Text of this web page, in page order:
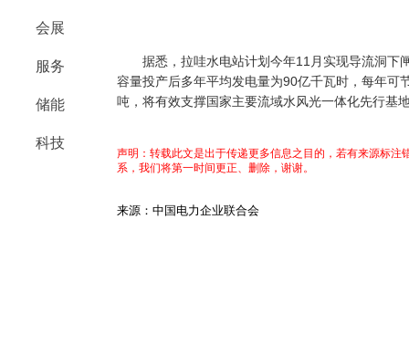
会展
服务
储能
科技
据悉，拉哇水电站计划今年11月实现导流洞下
容量投产后多年平均发电量为90亿千瓦时，每年可
吨，将有效支撑国家主要流域水风光一体化先行基
声明：转载此文是出于传递更多信息之目的，若有来源标
系，我们将第一时间更正、删除，谢谢。
来源：中国电力企业联合会